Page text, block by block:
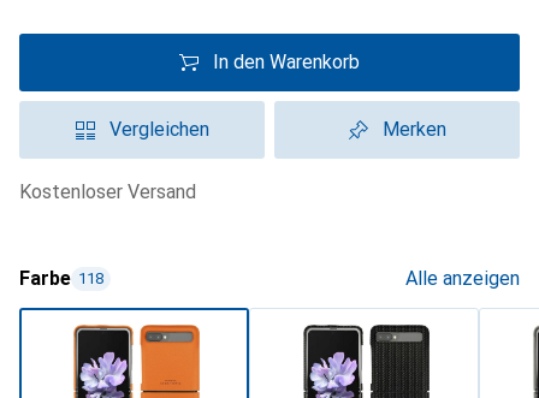
In den Warenkorb
Vergleichen Merken
kostenloser Versand
Farbe 118 Alle anzeigen